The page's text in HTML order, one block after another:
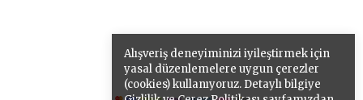
Alışveriş deneyiminizi iyileştirmek için
yasal düzenlemelere uygun çerezler
(cookies) kullanıyoruz. Detaylı bilgiye